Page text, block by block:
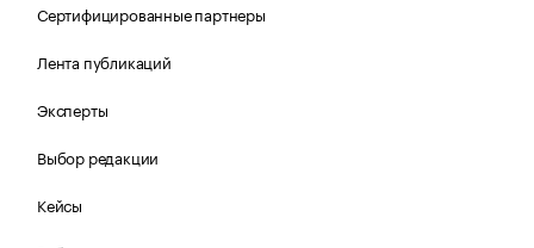
Сертифицированные партнеры
Лента публикаций
Эксперты
Выбор редакции
Кейсы